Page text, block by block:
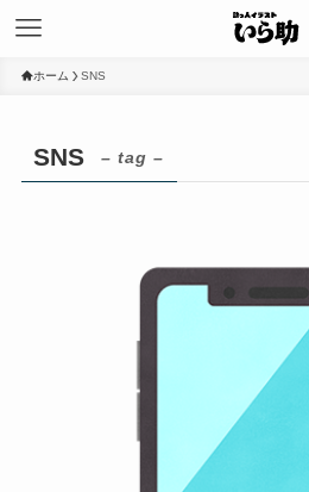
ホーム SNS
SNS – tag –